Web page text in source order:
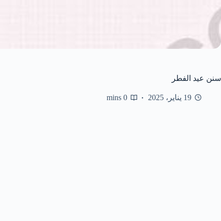
سنن عيد الفطر
19 يناير، 2025 0 mins